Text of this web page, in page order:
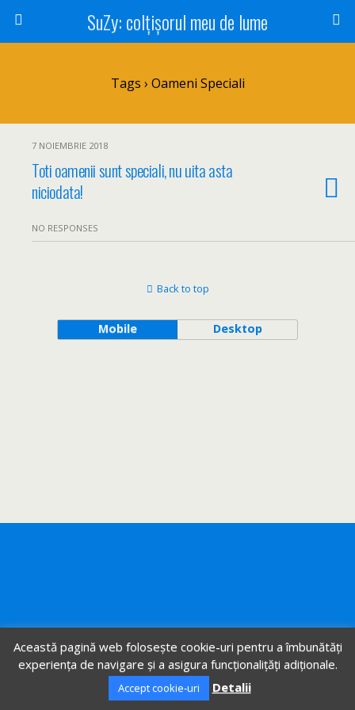
SuZy: colţişorul meu de lume
Tags › Oameni Speciali
7 NOIEMBRIE 2018
Toti oamenii sunt speciali, nu uita asta
niciodata!
NO RESPONSES
Back to top
Mobile Desktop
Această pagină web folosește cookie-uri pentru a îmbunătăți
experiența de navigare și a asigura funcționalițăți adiționale.
Accept cookie-uri Detalii